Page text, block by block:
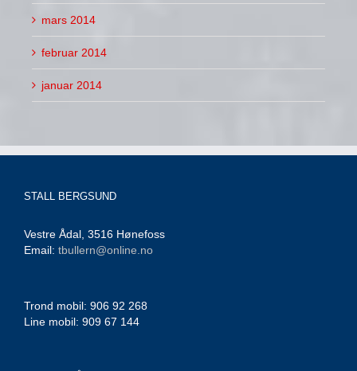
mars 2014
februar 2014
januar 2014
STALL BERGSUND
Vestre Ådal, 3516 Hønefoss
Email: tbullern@online.no
Trond mobil: 906 92 268
Line mobil: 909 67 144